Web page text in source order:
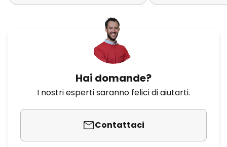
Hai domande?
I nostri esperti saranno felici di aiutarti.
Contattaci